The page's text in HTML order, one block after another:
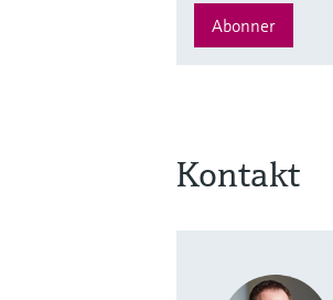
Abonner
Kontakt